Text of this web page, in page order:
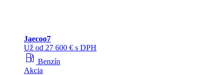
Jaecoo7
Už od 27 600 € s DPH
local_gas_station Benzín
Akcia